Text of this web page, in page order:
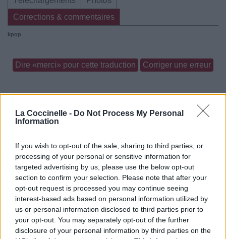
La Coccinelle - Do Not Process My Personal
Information
If you wish to opt-out of the sale, sharing to third parties, or
processing of your personal or sensitive information for
targeted advertising by us, please use the below opt-out
section to confirm your selection. Please note that after your
opt-out request is processed you may continue seeing
interest-based ads based on personal information utilized by
us or personal information disclosed to third parties prior to
your opt-out. You may separately opt-out of the further
disclosure of your personal information by third parties on the
Corrections & commentaires
kpop
Dire «merci» pour cette traduction Corriger une erreur